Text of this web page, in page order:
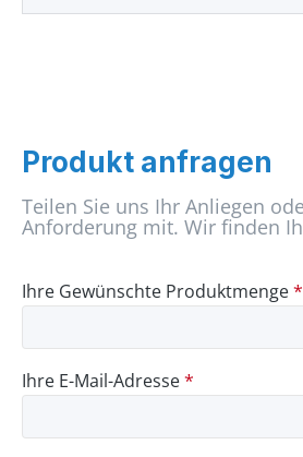
Produkt anfragen
Teilen Sie uns Ihr Anliegen
Anforderung mit. Wir finden
Ihre Gewünschte Produktmenge*
Ihre E-Mail-Adresse*